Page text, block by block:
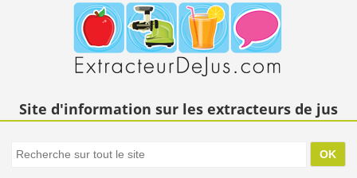
Site d'information sur les extracteurs de jus